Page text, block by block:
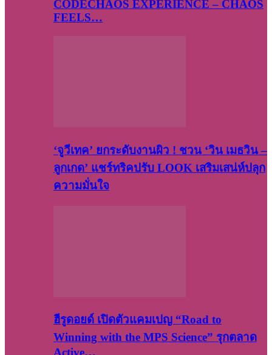
CODECHAOS EXPERIENCE – CHAOS
FEELS…
‘จูวีเทค’ ยกระดับงานผิว ! ชวน ‘วิน เมธวิน –
ลูกเกด’ แชร์ทริคปรับ LOOK เสริมเสน่ห์ปลุก
ความมั่นใจ
ฮีรูดอยด์ เปิดตัวแคมเปญ “Road to
Winning with the MPS Science” รุกตลาด